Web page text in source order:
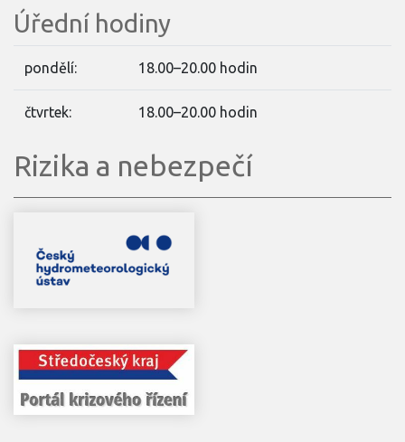
Úřední hodiny
pondělí: 18.00–20.00 hodin
čtvrtek: 18.00–20.00 hodin
Rizika a nebezpečí